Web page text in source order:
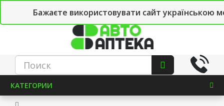
Бажаєте використовувати сайт українською
СТО Рус Укр
КАТЕГОРИИ